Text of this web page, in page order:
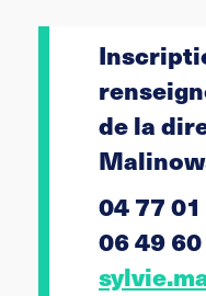
de la
04 77
06 49